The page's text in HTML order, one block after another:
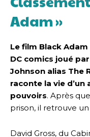
Adam »
Le film Black
DC comics joué
Johnson alias The
raconte la vie
pouvoirs. Après
prison, il retrouve
David Gross, du